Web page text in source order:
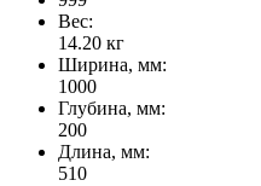
Вес:
14.20 кг
Ширина, мм:
1000
Глубина, мм:
200
Длина, мм:
510